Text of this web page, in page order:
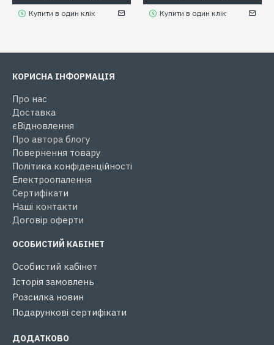
Купити в один клік Купити в один клік
КОРИСНА ІНФОРМАЦІЯ
Про нас
Доставка
єВідновлення
Про автора блогу
Повернення товару
Політика конфіденційності
Електроопалення
Сертифікати
Наші контакти
Договір оферти
ОСОБИСТИЙ КАБІНЕТ
Особистий кабінет
Історія замовлень
Розсилка новин
Подарункові сертифікати
ДОДАТКОВО